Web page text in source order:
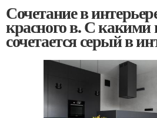
Сочетание в
красного в. С какими
сочетается серый в